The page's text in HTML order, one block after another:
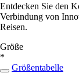
Entdecken Sie den
Verbindung von
Reisen.
Größe
*
Größentabelle